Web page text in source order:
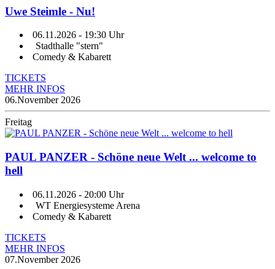
Uwe Steimle - Nu!
06.11.2026 - 19:30 Uhr
Stadthalle "stern"
Comedy & Kabarett
TICKETS
MEHR INFOS
06.November 2026
Freitag
PAUL PANZER - Schöne neue Welt ... welcome to
hell
06.11.2026 - 20:00 Uhr
WT Energiesysteme Arena
Comedy & Kabarett
TICKETS
MEHR INFOS
07.November 2026